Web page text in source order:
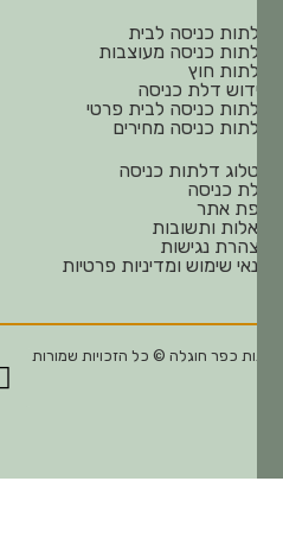
כניסה לבית
כניסה מעוצבות
חוץ
דלת כניסה
כניסה לבית פרטי
כניסה מחירים
דלתות כניסה
כניסה
אתר
ותשובות
נגישות
שימוש ומדיניות פרטיות
כפר חוגלה © כל הזכויות שמורות